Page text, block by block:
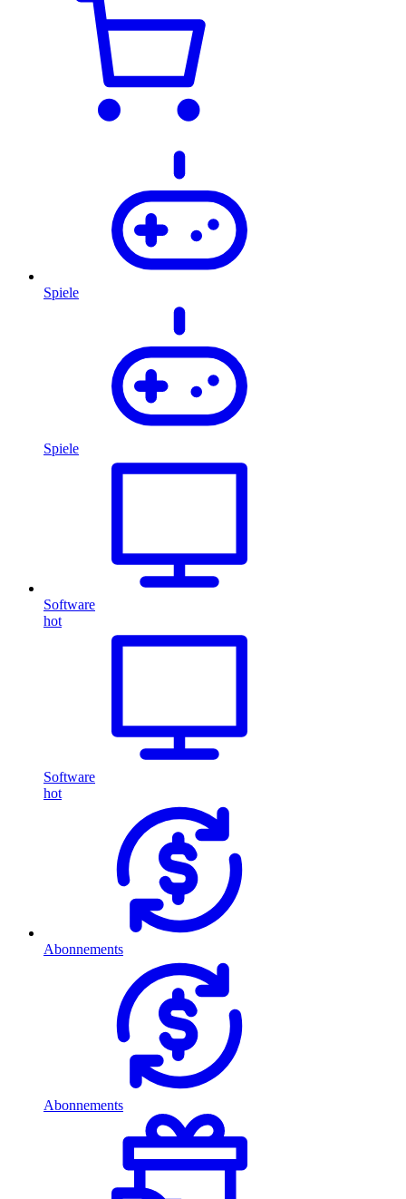
Spiele
Spiele
Software
hot
Software
hot
Abonnements
Abonnements